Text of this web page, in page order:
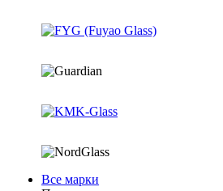
Все марки